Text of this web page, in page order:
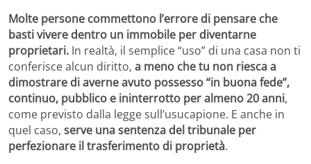
Molte persone commettono l’errore di pensare che
basti vivere dentro un immobile per diventarne
proprietari. In realtà, il semplice “uso” di una casa non ti
conferisce alcun diritto, a meno che tu non riesca a
dimostrare di averne avuto possesso “in buona fede”,
continuo, pubblico e ininterrotto per almeno 20 anni,
come previsto dalla legge sull’usucapione. E anche in
quel caso, serve una sentenza del tribunale per
perfezionare il trasferimento di proprietà.